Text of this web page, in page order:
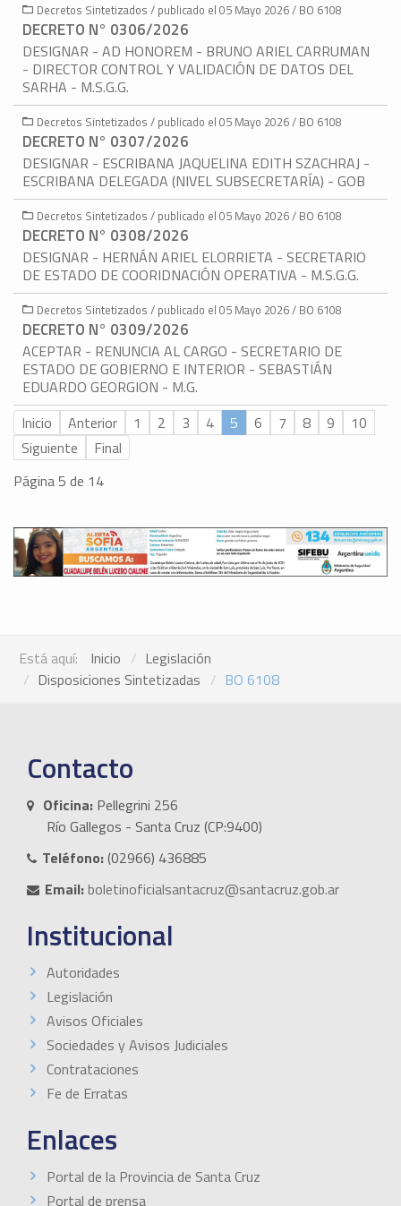
Decretos Sintetizados / publicado el 05 Mayo 2026 / BO 6108
DECRETO N° 0306/2026
DESIGNAR - AD HONOREM - BRUNO ARIEL CARRUMAN
- DIRECTOR CONTROL Y VALIDACIÓN DE DATOS DEL
SARHA - M.S.G.G.
Decretos Sintetizados / publicado el 05 Mayo 2026 / BO 6108
DECRETO N° 0307/2026
DESIGNAR - ESCRIBANA JAQUELINA EDITH SZACHRAJ -
ESCRIBANA DELEGADA (NIVEL SUBSECRETARÍA) - GOB
Decretos Sintetizados / publicado el 05 Mayo 2026 / BO 6108
DECRETO N° 0308/2026
DESIGNAR - HERNÁN ARIEL ELORRIETA - SECRETARIO
DE ESTADO DE COORIDNACIÓN OPERATIVA - M.S.G.G.
Decretos Sintetizados / publicado el 05 Mayo 2026 / BO 6108
DECRETO N° 0309/2026
ACEPTAR - RENUNCIA AL CARGO - SECRETARIO DE
ESTADO DE GOBIERNO E INTERIOR - SEBASTIÁN
EDUARDO GEORGION - M.G.
Inicio
Anterior 1 2 3 4 5 6 7 8 9
10
Siguiente
Final
Página 5 de 14
Está aquí: Inicio
Legislación
Disposiciones Sintetizadas
BO 6108
Contacto
Oficina: Pellegrini 256
Río Gallegos - Santa Cruz (CP:9400)
Teléfono:(02966) 436885
Email:boletinoficialsantacruz@santacruz.gob.ar
Institucional
Autoridades
Legislación
Avisos Oficiales
Sociedades y Avisos Judiciales
Contrataciones
Fe de Erratas
Enlaces
Portal de la Provincia de Santa Cruz
Portal de prensa